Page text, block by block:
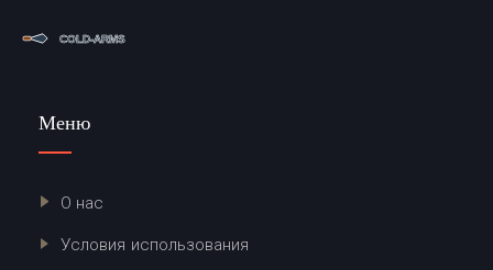
Меню
О нас
Условия использования